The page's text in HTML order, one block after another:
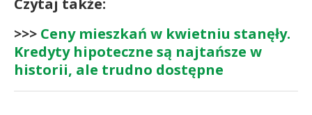
Czytaj także:
>>> Ceny mieszkań w kwietniu stanęły.
Kredyty hipoteczne są najtańsze w
historii, ale trudno dostępne